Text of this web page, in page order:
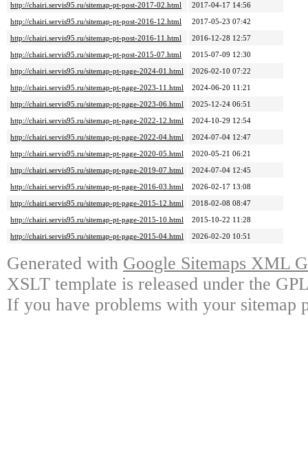
http://chairi.servis95.ru/sitemap-pt-post-2017-02.html
2017-04-17 14:56
http://chairi.servis95.ru/sitemap-pt-post-2016-12.html
2017-05-23 07:42
http://chairi.servis95.ru/sitemap-pt-post-2016-11.html
2016-12-28 12:57
http://chairi.servis95.ru/sitemap-pt-post-2015-07.html
2015-07-09 12:30
http://chairi.servis95.ru/sitemap-pt-page-2024-01.html
2026-02-10 07:22
http://chairi.servis95.ru/sitemap-pt-page-2023-11.html
2024-06-20 11:21
http://chairi.servis95.ru/sitemap-pt-page-2023-06.html
2025-12-24 06:51
http://chairi.servis95.ru/sitemap-pt-page-2022-12.html
2024-10-29 12:54
http://chairi.servis95.ru/sitemap-pt-page-2022-04.html
2024-07-04 12:47
http://chairi.servis95.ru/sitemap-pt-page-2020-05.html
2020-05-21 06:21
http://chairi.servis95.ru/sitemap-pt-page-2019-07.html
2024-07-04 12:45
http://chairi.servis95.ru/sitemap-pt-page-2016-03.html
2026-02-17 13:08
http://chairi.servis95.ru/sitemap-pt-page-2015-12.html
2018-02-08 08:47
http://chairi.servis95.ru/sitemap-pt-page-2015-10.html
2015-10-22 11:28
http://chairi.servis95.ru/sitemap-pt-page-2015-04.html
2026-02-20 10:51
Generated with Google Sitemaps XML
XSLT template is released under the
If you have problems with your sitemap